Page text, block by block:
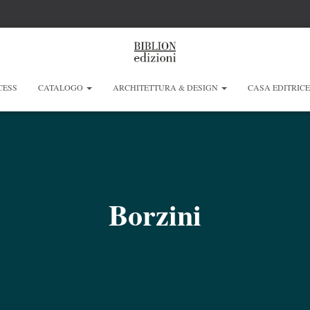
CATALOGO ARCHITETTURA & DESIGN CASA
Borzini